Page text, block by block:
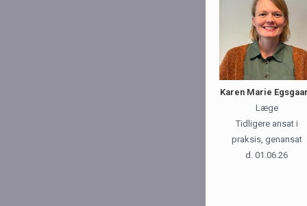
Karen Marie
Læge
Tidligere ansat i
praksis, genansat
d. 01.06.26